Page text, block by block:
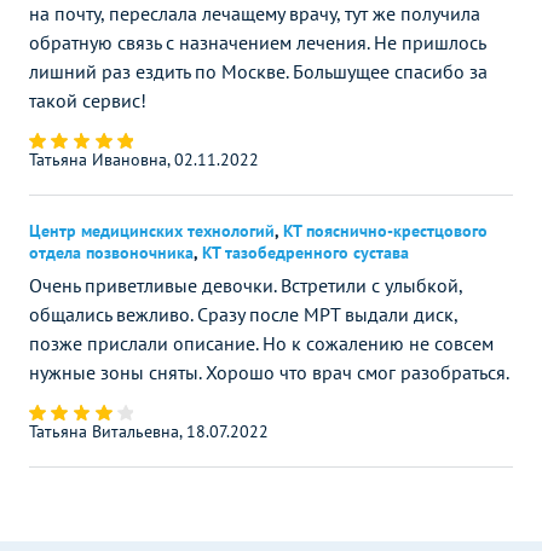
на почту, переслала лечащему врачу, тут же получила
обратную связь с назначением лечения. Не пришлось
лишний раз ездить по Москве. Большущее спасибо за
такой сервис!
Татьяна Ивановна, 02.11.2022
Центр медицинских технологий, КТ пояснично-крестцового
отдела позвоночника, КТ тазобедренного сустава
Очень приветливые девочки. Встретили с улыбкой,
общались вежливо. Сразу после МРТ выдали диск,
позже прислали описание. Но к сожалению не совсем
нужные зоны сняты. Хорошо что врач смог разобраться.
Татьяна Витальевна, 18.07.2022